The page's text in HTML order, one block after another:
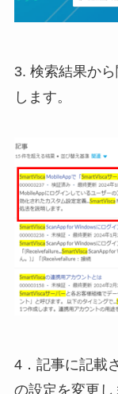
3. 検索結果か
します。
4．記事に記載
の設定を変更し